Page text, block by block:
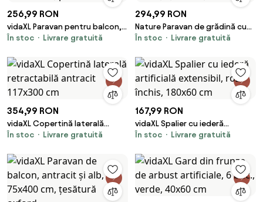
256,99 RON
vidaXL Paravan pentru balcon,
maro și negru, 400x80 cm,
În stoc Livrare gratuită
294,99 RON
Nature Paravan de grădină cu
două fețe, verde, 1,5 x 3 m, PVC
În stoc Livrare gratuită
354,99 RON
vidaXL Copertină laterală
retractabilă antracit 117x300
În stoc Livrare gratuită
167,99 RON
vidaXL Spalier cu iederă
artificială extensibil, roz închis,
În stoc Livrare gratuită